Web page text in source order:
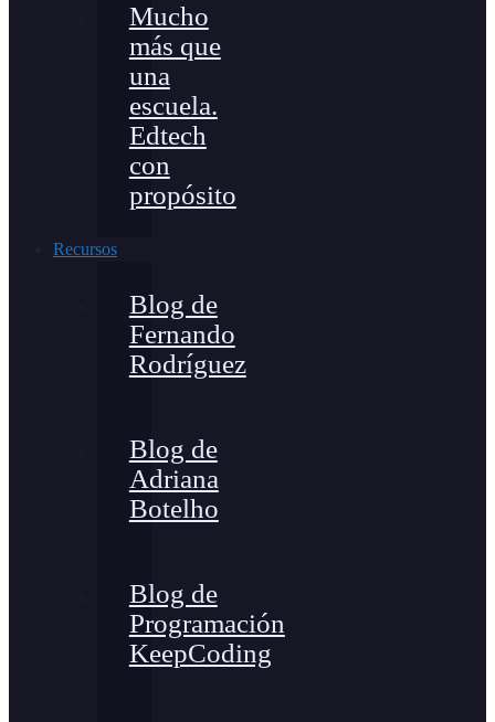
Mucho
más que
una
escuela.
Edtech
con
propósito
Recursos
Blog de
Fernando
Rodríguez
Blog de
Adriana
Botelho
Blog de
Programación
KeepCoding